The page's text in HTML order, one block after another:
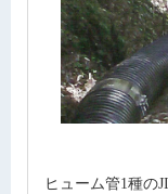
ヒューム管1種の